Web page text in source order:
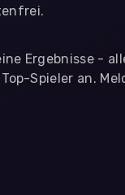
Ergebnisse -
Spieler an.